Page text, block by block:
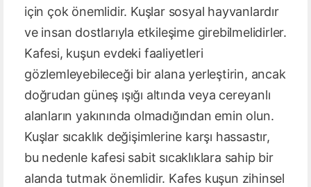
için çok önemlidir. Kuşlar sosyal hayvanlardır
ve insan dostlarıyla etkileşime girebilmelidirler.
Kafesi, kuşun evdeki faaliyetleri
gözlemleyebileceği bir alana yerleştirin, ancak
doğrudan güneş ışığı altında veya cereyanlı
alanların yakınında olmadığından emin olun.
Kuşlar sıcaklık değişimlerine karşı hassastır,
bu nedenle kafesi sabit sıcaklıklara sahip bir
alanda tutmak önemlidir. Kafes kuşun zihinsel